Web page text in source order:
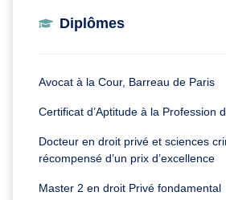
Diplômes
Avocat à la Cour, Barreau de Paris
Certificat d’Aptitude à la Profession
Docteur en droit privé et sciences
récompensé d’un prix d’excellence
Master 2 en droit Privé fondamental